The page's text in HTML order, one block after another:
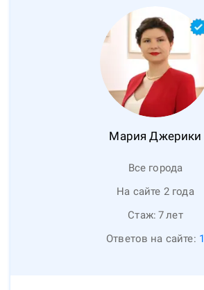
Мария Джерики
Все города
На сайте 2 года
Стаж: 7лет
Ответов на сайте: 1